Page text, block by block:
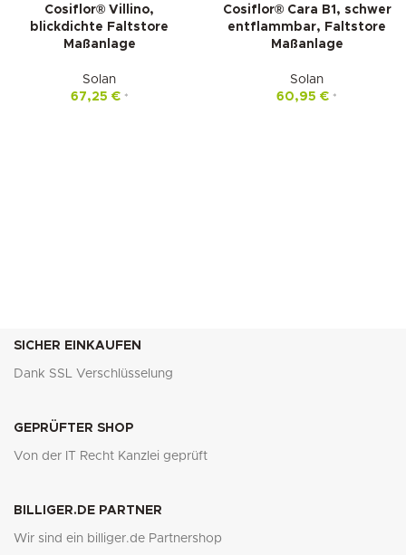
Cosiflor® Villino,
blickdichte Faltstore
Maßanlage
Solan
67,25 € *
Cosiflor® Cara B1, schwer
entflammbar, Faltstore
Maßanlage
Solan
60,95 € *
SICHER EINKAUFEN
Dank SSL Verschlüsselung
GEPRÜFTER SHOP
Von der IT Recht Kanzlei geprüft
BILLIGER.DE PARTNER
Wir sind ein billiger.de Partnershop